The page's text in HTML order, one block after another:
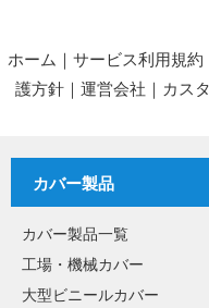
ホーム ｜ サービス利用規約
護方針 ｜ 運営会社 ｜ カス
カバー製品
カバー製品一覧
工場・機械カバー
大型ビニールカバー